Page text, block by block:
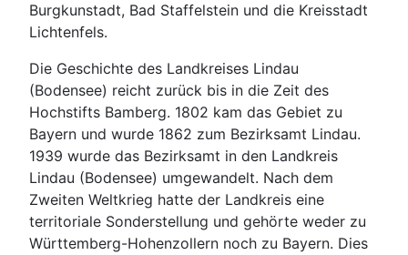
Burgkunstadt, Bad Staffelstein und die Kreisstadt
Lichtenfels.
Die Geschichte des Landkreises Lindau
(Bodensee) reicht zurück bis in die Zeit des
Hochstifts Bamberg. 1802 kam das Gebiet zu
Bayern und wurde 1862 zum Bezirksamt Lindau.
1939 wurde das Bezirksamt in den Landkreis
Lindau (Bodensee) umgewandelt. Nach dem
Zweiten Weltkrieg hatte der Landkreis eine
territoriale Sonderstellung und gehörte weder zu
Württemberg-Hohenzollern noch zu Bayern. Dies